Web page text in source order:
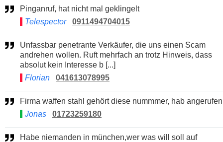
Pinganruf, hat nicht mal geklingelt
Telespector
0911494704015
Unfassbar penetrante Verkäufer, die uns einen Scam
andrehen wollen. Ruft mehrfach an trotz Hinweis, dass
absolut kein Interesse b [...]
Florian
041613078995
Firma waffen stahl gehört diese nummmer, hab angerufen
Jonas
01723259180
Habe niemanden in münchen,wer was will soll auf